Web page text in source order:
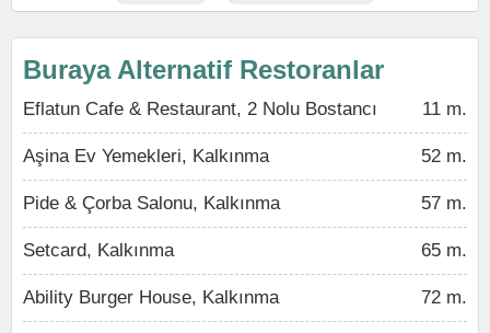
Buraya Alternatif Restoranlar
Eflatun Cafe & Restaurant, 2 Nolu Bostancı 11 m.
Aşina Ev Yemekleri, Kalkınma 52 m.
Pide & Çorba Salonu, Kalkınma 57 m.
Setcard, Kalkınma 65 m.
Ability Burger House, Kalkınma 72 m.